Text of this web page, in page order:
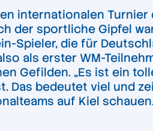
internationalen
der sportliche Gipfel
Spieler, die für
als erster WM-
Gefilden. „Es ist ein
bedeutet viel und
auf Kiel